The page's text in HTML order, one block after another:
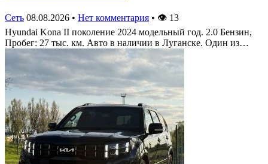
Сеть 08.08.2026 • Нет комментария • 👁 13
Hyundai Kona II поколение 2024 модельный год. 2.0 Бензин,
Пробег: 27 тыс. км. Авто в наличии в Луганске. Один из…